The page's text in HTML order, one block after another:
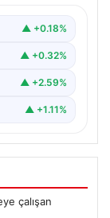
bir…
▲ +0.18%
▲ +0.32%
▲ +2.59%
▲ +1.11%
çalışan